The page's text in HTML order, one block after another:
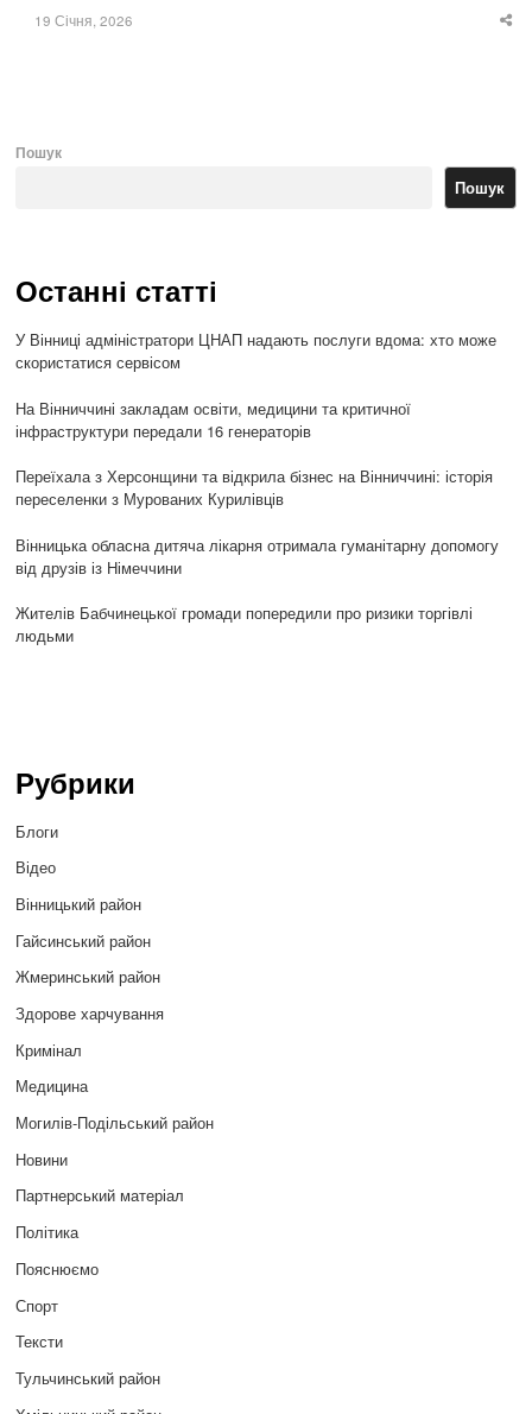
19 Січня, 2026
Пошук
Пошук
Останні статті
У Вінниці адміністратори ЦНАП надають послуги вдома: хто може
скористатися сервісом
На Вінниччині закладам освіти, медицини та критичної
інфраструктури передали 16 генераторів
Переїхала з Херсонщини та відкрила бізнес на Вінниччині: історія
переселенки з Мурованих Курилівців
Вінницька обласна дитяча лікарня отримала гуманітарну допомогу
від друзів із Німеччини
Жителів Бабчинецької громади попередили про ризики торгівлі
людьми
Рубрики
Блоги
Відео
Вінницький район
Гайсинський район
Жмеринський район
Здорове харчування
Кримінал
Медицина
Могилів-Подільський район
Новини
Партнерський матеріал
Політика
Пояснюємо
Спорт
Тексти
Тульчинський район